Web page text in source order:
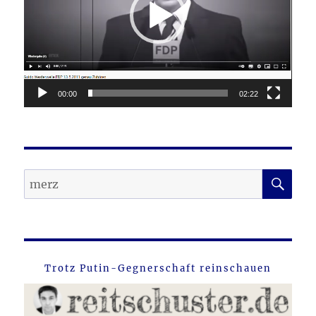
00:00 02:22
nach:
Trotz Putin-Gegnerschaft reinschauen